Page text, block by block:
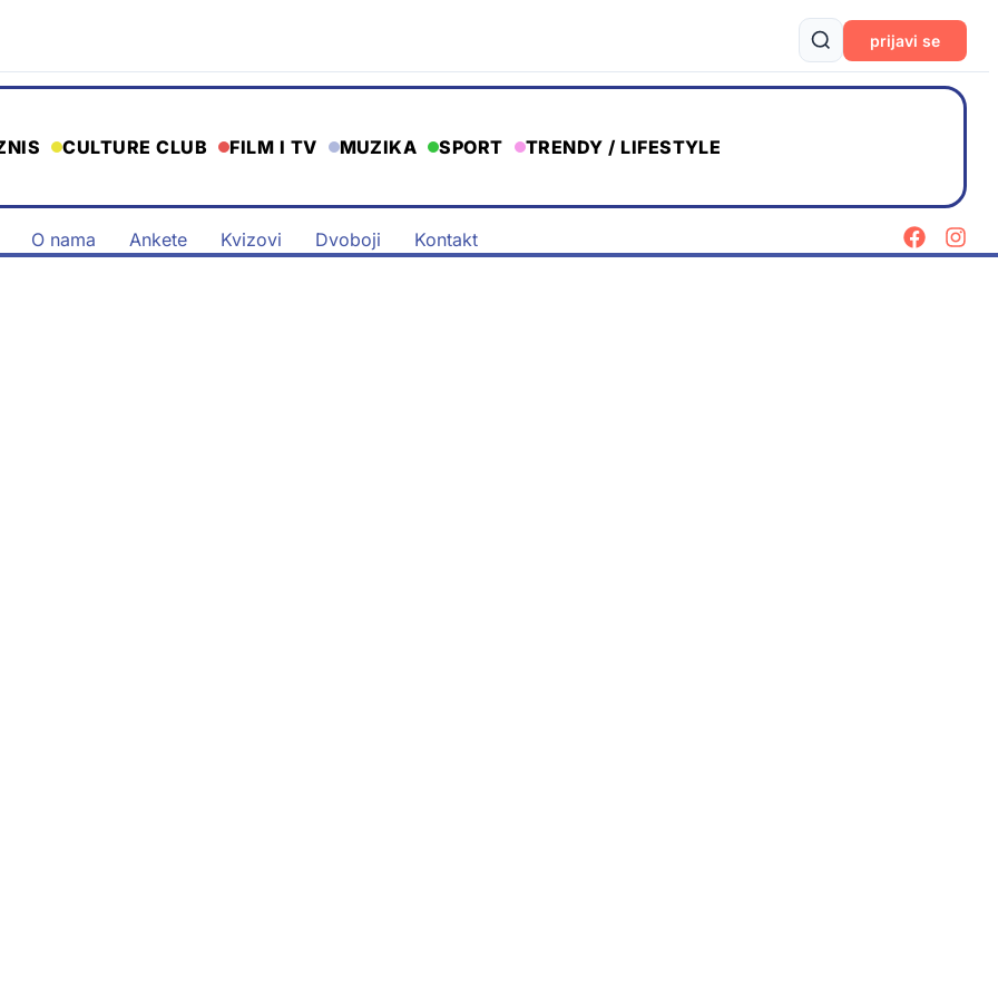
prijavi se
CULTURE CLUB FILM I TV MUZIKA SPORT TRENDY / LIFESTYLE
O nama Ankete Kvizovi Dvoboji Kontakt